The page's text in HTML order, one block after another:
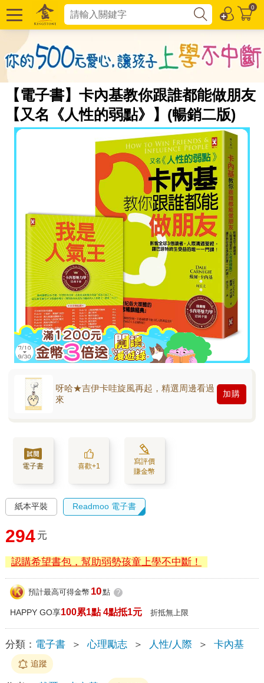
0
【電子書】卡內基教你跟誰都能做朋友
【又名《人性的弱點》】(暢銷二版)
呀哈★吉伊卡哇旋風再起，精選周邊看過
來
加購
電子書 喜歡+1
寫評價
賺金幣
紙本平裝 Readmoo 電子書
294 元
認購希望書包，幫助弱勢孩童上學不中斷！
預計最高可得金幣 10點 ?
HAPPY GO享100累1點 4點抵1元 折抵無上限
分類： 電子書 ＞ 心理勵志 ＞ 人性/人際 ＞ 卡內基
追蹤